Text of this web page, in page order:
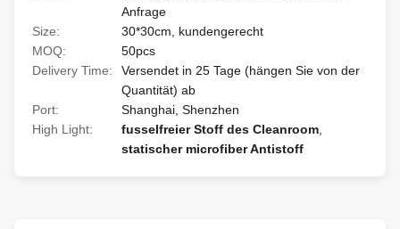
Anfrage
Size:
30*30cm, kundengerecht
MOQ:
50pcs
Delivery Time:
Versendet in 25 Tage (hängen Sie von der
Quantität) ab
Port:
Shanghai, Shenzhen
High Light:
fusselfreier Stoff des Cleanroom
statischer microfiber Antistoff